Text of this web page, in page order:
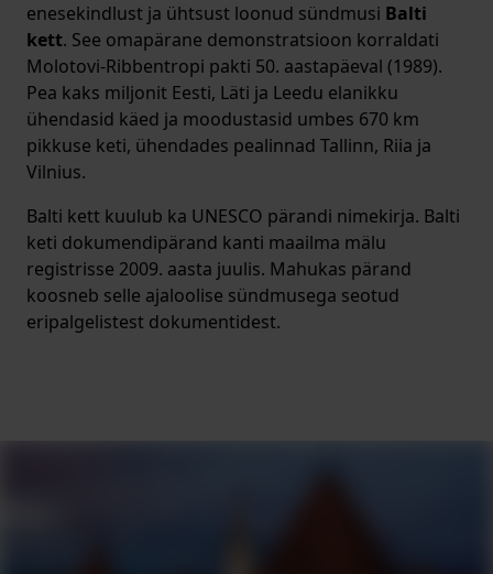
enesekindlust ja ühtsust loonud sündmusi Balti
kett. See omapärane demonstratsioon korraldati
Molotovi-Ribbentropi pakti 50. aastapäeval (1989).
Pea kaks miljonit Eesti, Läti ja Leedu elanikku
ühendasid käed ja moodustasid umbes 670 km
pikkuse keti, ühendades pealinnad Tallinn, Riia ja
Vilnius.
Balti kett kuulub ka UNESCO pärandi nimekirja. Balti
keti dokumendipärand kanti maailma mälu
registrisse 2009. aasta juulis. Mahukas pärand
koosneb selle ajaloolise sündmusega seotud
eripalgelistest dokumentidest.